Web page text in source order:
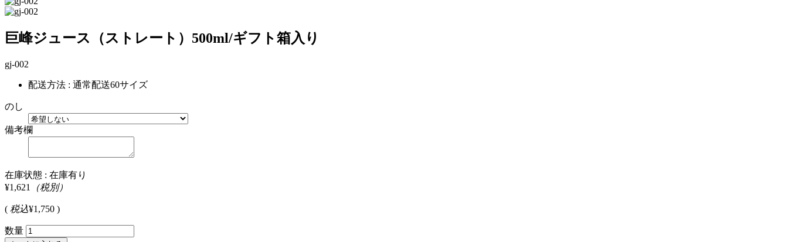
巨峰ジュース（ストレート）500ml/ギフト箱入り
gj-002
配送方法 : 通常配送60サイズ
のし
備考欄
在庫状態 : 在庫有り
¥1,621
（税別）
( 税込¥1,750 )
数量